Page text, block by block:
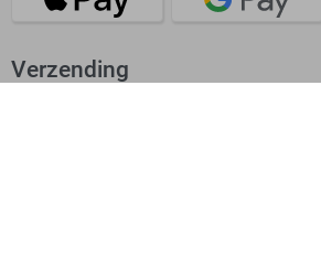
Verzending